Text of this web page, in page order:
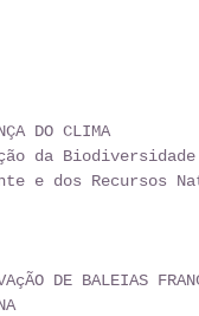
DO CLIMA
da
e dos Recursos
DE BALEIAS